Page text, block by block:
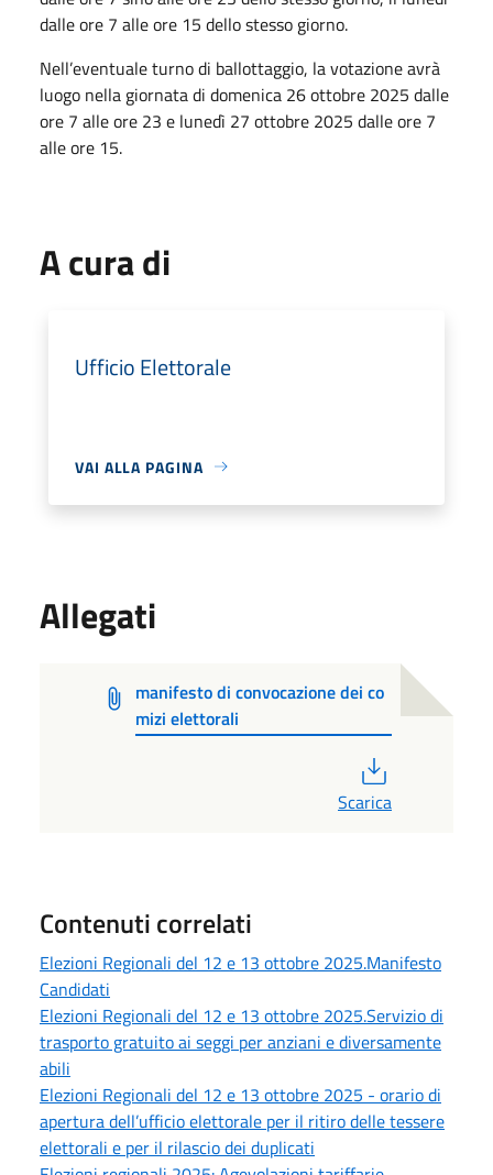
dalle ore 7 alle ore 15 dello stesso giorno.
Nell’eventuale turno di ballottaggio, la votazione avrà
luogo nella giornata di domenica 26 ottobre 2025 dalle
ore 7 alle ore 23 e lunedì 27 ottobre 2025 dalle ore 7
alle ore 15.
A cura di
Ufficio Elettorale
VAI ALLA PAGINA
Allegati
manifesto di convocazione dei co
mizi elettorali
Scarica
Contenuti correlati
Elezioni Regionali del 12 e 13 ottobre 2025.Manifesto
Candidati
Elezioni Regionali del 12 e 13 ottobre 2025.Servizio di
trasporto gratuito ai seggi per anziani e diversamente
abili
Elezioni Regionali del 12 e 13 ottobre 2025 - orario di
apertura dell’ufficio elettorale per il ritiro delle tessere
elettorali e per il rilascio dei duplicati